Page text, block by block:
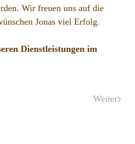
Wir freuen uns auf die
Jonas viel Erfolg.
Dienstleistungen im
Weiter